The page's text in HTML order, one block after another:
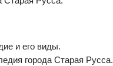
и его виды.
города Старая Русса.